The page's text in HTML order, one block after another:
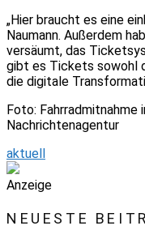
„Hier braucht es eine
Naumann. Außerdem
versäumt, das
gibt es Tickets sowohl
die digitale
Foto: Fahrradmitnahme
Nachrichtenagentur
aktuell
Anzeige
NEUESTE